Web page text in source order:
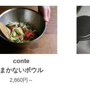
conte
まかないボウル
2,860円～